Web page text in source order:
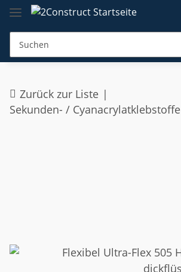
Zurück zur Liste
Sekunden- / Cyanacrylatklebstoffe